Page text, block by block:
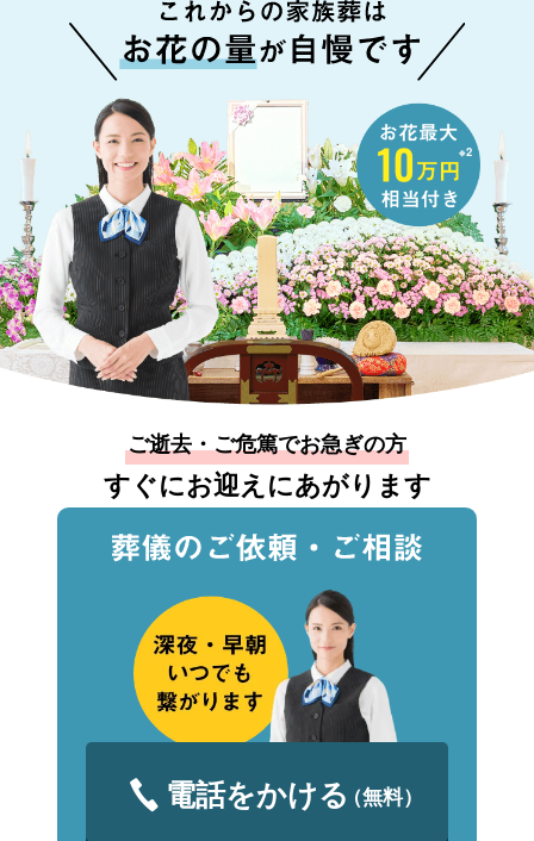
※2
ご逝去・ご危篤でお急ぎの方
すぐにお迎えにあがります
電話をかける（無料）